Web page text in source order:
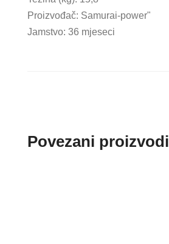
Proizvođač: Samurai-power"
Jamstvo: 36 mjeseci
Povezani proizvodi